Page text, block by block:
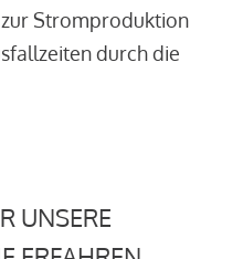
Stromproduktion
durch die
UNSERE